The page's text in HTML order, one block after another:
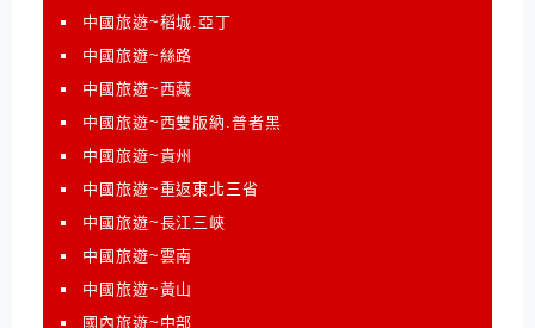
中國旅遊~稻城.亞丁
中國旅遊~絲路
中國旅遊~西藏
中國旅遊~西雙版納.普者黑
中國旅遊~貴州
中國旅遊~重返東北三省
中國旅遊~長江三峽
中國旅遊~雲南
中國旅遊~黃山
國內旅遊~中部